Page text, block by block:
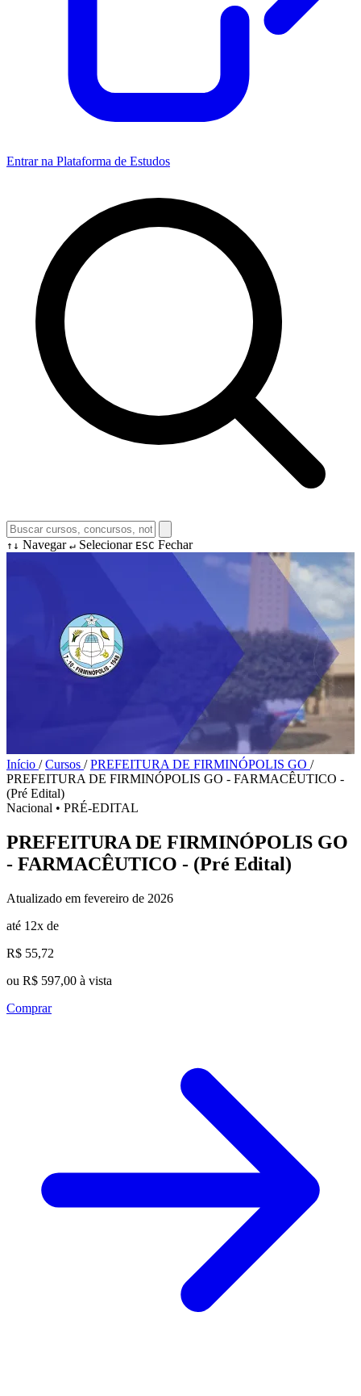
Entrar na Plataforma de Estudos
↑↓ Navegar ↵ Selecionar ESC Fechar
Início / Cursos / PREFEITURA DE FIRMINÓPOLIS GO /
PREFEITURA DE FIRMINÓPOLIS GO - FARMACÊUTICO -
(Pré Edital)
Nacional • PRÉ-EDITAL
PREFEITURA DE FIRMINÓPOLIS GO
- FARMACÊUTICO - (Pré Edital)
Atualizado em fevereiro de 2026
até 12x de
R$ 55,72
ou R$ 597,00 à vista
Comprar